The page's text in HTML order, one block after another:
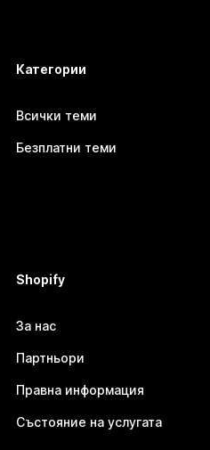
Категории
Всички теми
Безплатни теми
Shopify
За нас
Партньори
Правна информация
Състояние на услугата